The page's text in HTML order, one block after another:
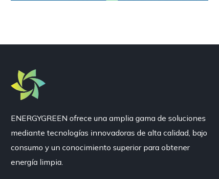
ENERGYGREEN ofrece una amplia gama de soluciones
mediante tecnologías innovadoras de alta calidad, bajo
consumo y un conocimiento superior para obtener
energía limpia.